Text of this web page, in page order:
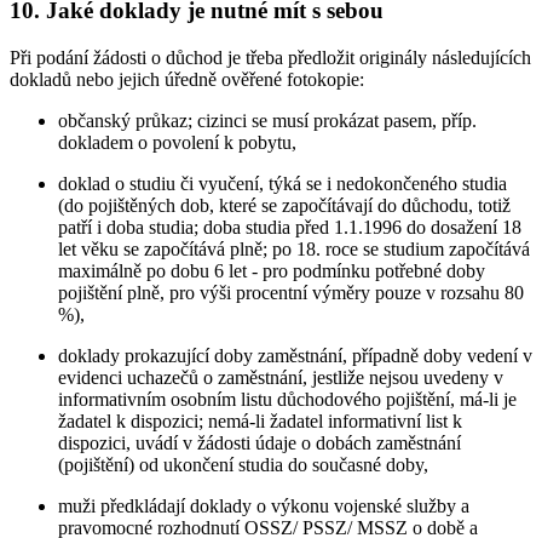
10. Jaké doklady je nutné mít s sebou
Při podání žádosti o důchod je třeba předložit originály následujících
dokladů nebo jejich úředně ověřené fotokopie:
občanský průkaz; cizinci se musí prokázat pasem, příp.
dokladem o povolení k pobytu,
doklad o studiu či vyučení, týká se i nedokončeného studia
(do pojištěných dob, které se započítávají do důchodu, totiž
patří i doba studia; doba studia před 1.1.1996 do dosažení 18
let věku se započítává plně; po 18. roce se studium započítává
maximálně po dobu 6 let - pro podmínku potřebné doby
pojištění plně, pro výši procentní výměry pouze v rozsahu 80
%),
doklady prokazující doby zaměstnání, případně doby vedení v
evidenci uchazečů o zaměstnání, jestliže nejsou uvedeny v
informativním osobním listu důchodového pojištění, má-li je
žadatel k dispozici; nemá-li žadatel informativní list k
dispozici, uvádí v žádosti údaje o dobách zaměstnání
(pojištění) od ukončení studia do současné doby,
muži předkládají doklady o výkonu vojenské služby a
pravomocné rozhodnutí OSSZ/ PSSZ/ MSSZ o době a